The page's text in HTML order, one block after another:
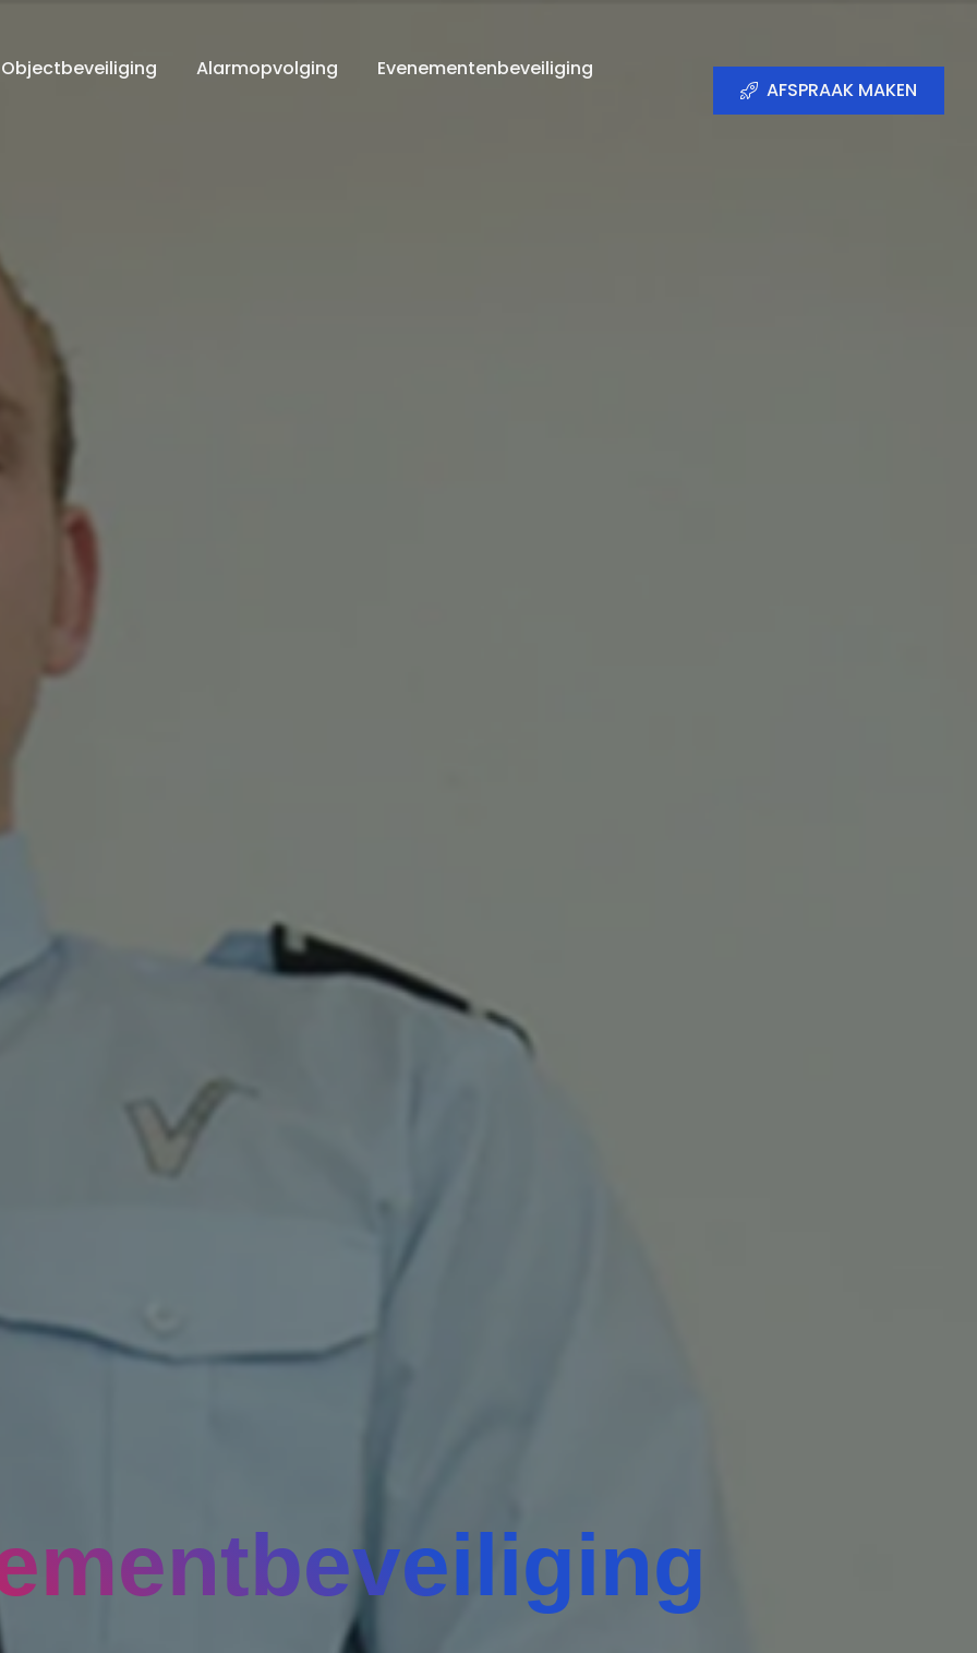
Objectbeveiliging Alarmopvolging
Evenementenbeveiliging
AFSPRAAK MAKEN